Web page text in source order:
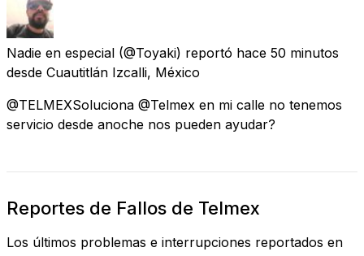
Nadie en especial (@Toyaki) reportó hace 50 minutos
desde Cuautitlán Izcalli, México
@TELMEXSoluciona @Telmex en mi calle no tenemos
servicio desde anoche nos pueden ayudar?
Reportes de Fallos de Telmex
Los últimos problemas e interrupciones reportados en